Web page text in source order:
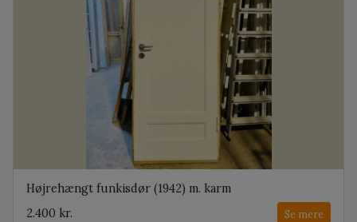
Højrehængt funkisdør (1942) m. karm
2.400 kr.
Se mere